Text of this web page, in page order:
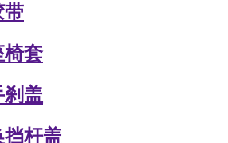
带
椅套
盖
杆盖